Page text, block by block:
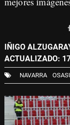
IÑIGO
ACTUALIZADO:
NAVARRA